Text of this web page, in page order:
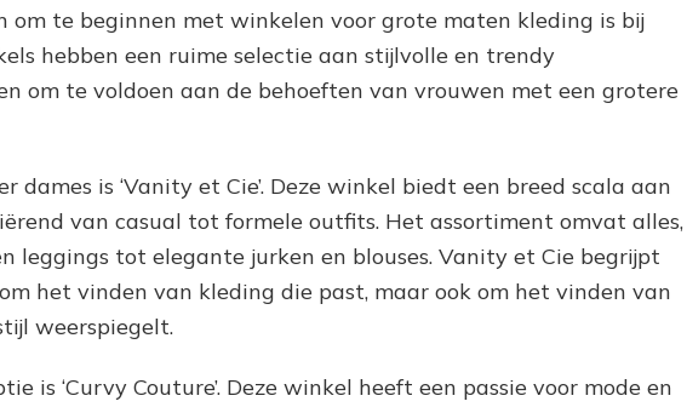
in
Maten!
om te beginnen met winkelen voor grote maten kleding is bij
hebben een ruime selectie aan stijlvolle en trendy
om te voldoen aan de behoeften van vrouwen met een grotere
dames is ‘Vanity et Cie’. Deze winkel biedt een breed scala aan
van casual tot formele outfits. Het assortiment omvat alles,
leggings tot elegante jurken en blouses. Vanity et Cie begrijpt
het vinden van kleding die past, maar ook om het vinden van
weerspiegelt.
is ‘Curvy Couture’. Deze winkel heeft een passie voor mode en